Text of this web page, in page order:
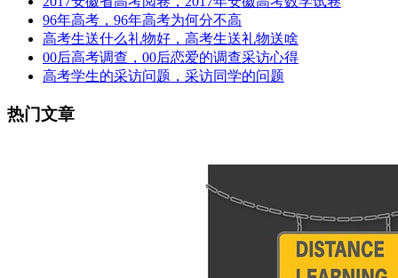
96年高考，96年高考为何分不高
高考生送什么礼物好，高考生送礼物送啥
00后高考调查，00后恋爱的调查采访心得
高考学生的采访问题，采访同学的问题
热门文章